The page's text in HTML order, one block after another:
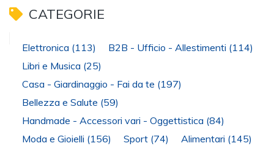
CATEGORIE
Elettronica (113) B2B - Ufficio - Allestimenti (114)
Libri e Musica (25)
Casa - Giardinaggio - Fai da te (197)
Bellezza e Salute (59)
Handmade - Accessori vari - Oggettistica (84)
Moda e Gioielli (156) Sport (74) Alimentari (145)